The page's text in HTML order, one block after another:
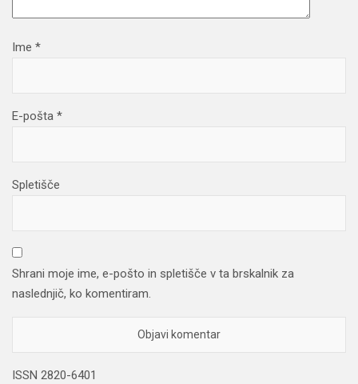
Ime *
E-pošta *
Spletišče
Shrani moje ime, e-pošto in spletišče v ta brskalnik za
naslednjič, ko komentiram.
ISSN 2820-6401